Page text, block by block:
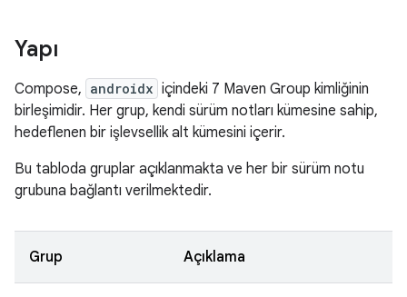
Yapı
Compose, androidx içindeki 7 Maven Group kimliğinin
birleşimidir. Her grup, kendi sürüm notları kümesine sahip,
hedeflenen bir işlevsellik alt kümesini içerir.
Bu tabloda gruplar açıklanmakta ve her bir sürüm notu
grubuna bağlantı verilmektedir.
Grup Açıklama